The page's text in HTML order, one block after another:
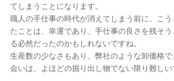
てしまうことになります。
職人の手仕事の時代が消えてしまう前に、こ
たことは、幸運であり、手仕事の良さを残そ
る必然だったのかもしれないですね。
生産数の少なさもあり、弊社のような卸価格
会いは、よほどの掘り出し物でない限り難しい